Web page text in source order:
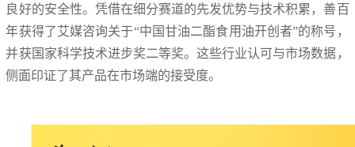
良好的安全性。凭借在细分赛道的先发优势与技术积累，善百
年获得了艾媒咨询关于“中国甘油二酯食用油开创者”的称号，
并获国家科学技术进步奖二等奖。这些行业认可与市场数据，
侧面印证了其产品在市场端的接受度。